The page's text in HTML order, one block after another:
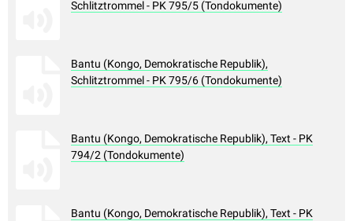
Schlitztrommel - PK 795/5 (Tondokumente)
Bantu (Kongo, Demokratische Republik),
Schlitztrommel - PK 795/6 (Tondokumente)
Bantu (Kongo, Demokratische Republik), Text - PK
794/2 (Tondokumente)
Bantu (Kongo, Demokratische Republik), Text - PK